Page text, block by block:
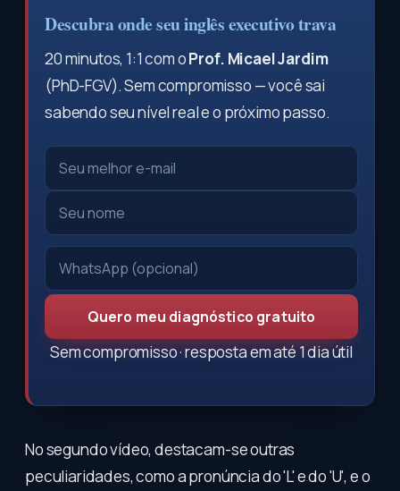
Descubra onde seu inglês executivo trava
20 minutos, 1:1 com oProf. Micael Jardim
(PhD-FGV). Sem compromisso — você sai
sabendo seu nível real e o próximo passo.
Quero meu diagnóstico gratuito
Sem compromisso · resposta em até 1 dia útil
No segundo vídeo, destacam-se outras
peculiaridades, como a pronúncia do 'L' e do 'U', e o